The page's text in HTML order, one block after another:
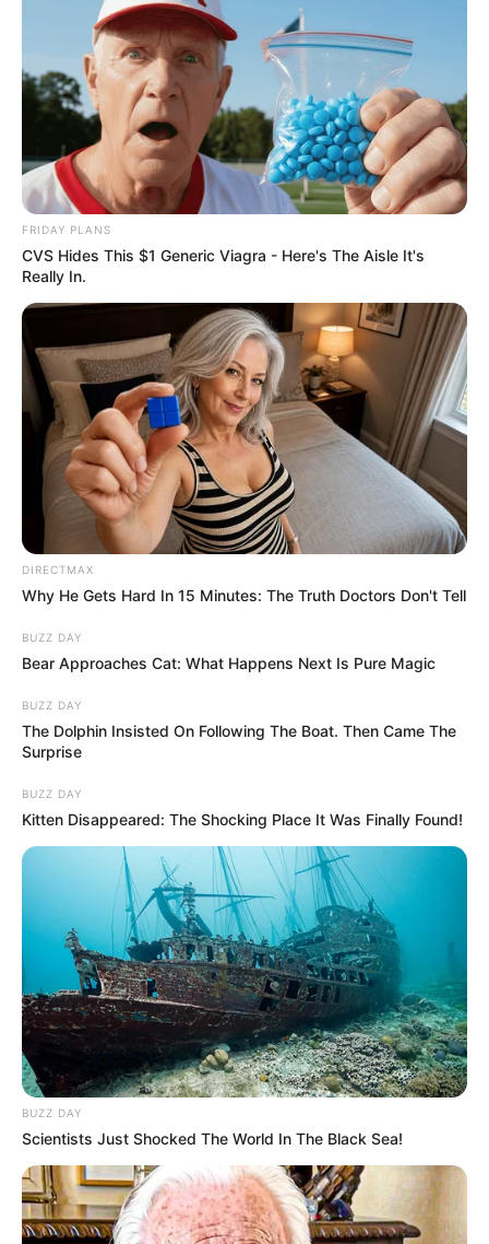
FRIDAY PLANS
CVS Hides This $1 Generic Viagra - Here's The Aisle It's
Really In.
DIRECTMAX
Why He Gets Hard In 15 Minutes: The Truth Doctors Don't Tell
BUZZ DAY
Bear Approaches Cat: What Happens Next Is Pure Magic
BUZZ DAY
The Dolphin Insisted On Following The Boat. Then Came The
Surprise
BUZZ DAY
Kitten Disappeared: The Shocking Place It Was Finally Found!
BUZZ DAY
Scientists Just Shocked The World In The Black Sea!